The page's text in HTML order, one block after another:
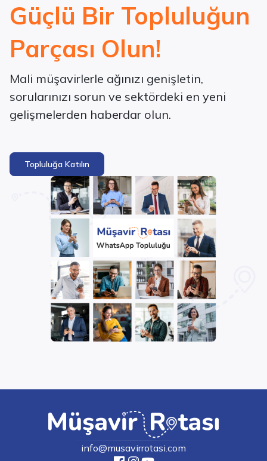
Güçlü Bir Topluluğun
Parçası Olun!
Mali müşavirlerle ağınızı genişletin,
sorularınızı sorun ve sektördeki en yeni
gelişmelerden haberdar olun.
Topluluğa Katılın
info@musavirrotasi.com